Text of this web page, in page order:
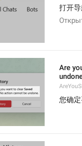
打开
Are
您确